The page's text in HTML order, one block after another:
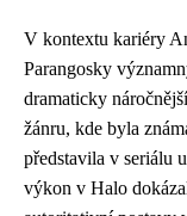
V kontextu kariéry
Parangosky
dramaticky
žánru, kde byla
představila v seriálu
výkon v Halo